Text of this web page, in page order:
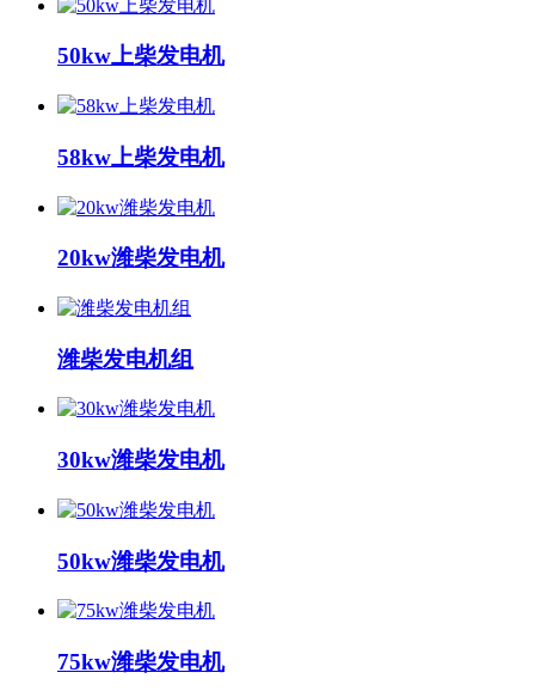
50kw上柴发电机
58kw上柴发电机
20kw潍柴发电机
潍柴发电机组
30kw潍柴发电机
50kw潍柴发电机
75kw潍柴发电机